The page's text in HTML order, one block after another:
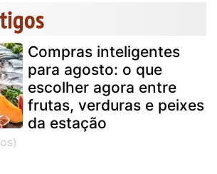
Compras inteligentes
para agosto: o que
escolher agora entre
frutas, verduras e peixes
da estação